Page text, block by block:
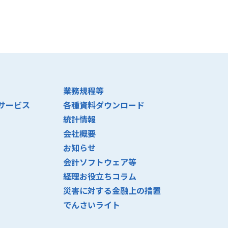
ービス
業務規程等
各種資料ダウンロード
統計情報
会社概要
お知らせ
会計ソフトウェア等
経理お役立ちコラム
災害に対する金融上の措置
でんさいライト